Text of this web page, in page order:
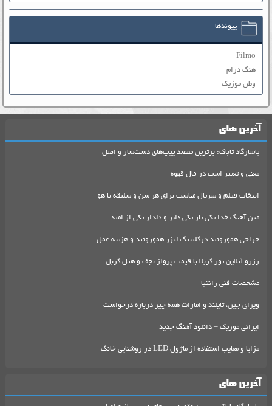
پیوندها
Filmo
هنگ درام
وطن موزیک
آخرین های
پاسارگاد تاباک: برترین مقصد پیپ‌های دست‌ساز و اصل
معنی و تعبیر اسب در فال قهوه
انتخاب فیلم و سریال مناسب برای هر سن و سلیقه با هو
متن آهنگ خدا یکی یار یکی دلبر و دلدار یکی از امید
جراحی هموروئید درکلینیک لیزر هموروئید و هزینه عمل
رزرو آنلاین تور کربلا با قیمت پرواز نجف و هتل کربل
مشخصات فنی زانتیا
ویزای چین، تایلند و امارات همه چیز درباره درخواست
ایرانی موزیک – دانلود آهنگ جدید
مزایا و معایب استفاده از ماژول LED در روشنایی خانگ
آخرین های